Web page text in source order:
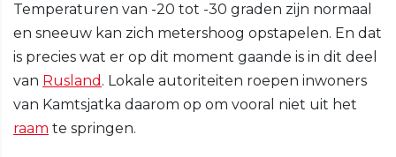
Temperaturen van -20 tot -30 graden zijn normaal
en sneeuw kan zich metershoog opstapelen. En dat
is precies wat er op dit moment gaande is in dit deel
van Rusland . Lokale autoriteiten roepen inwoners
van Kamtsjatka daarom op om vooral niet uit het
raam te springen.